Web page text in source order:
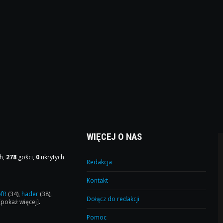
278 gości, 0 ukrytych
(34), hader (38),
więcej].
WIĘCEJ O NAS
Redakcja
Kontakt
Dołącz do redakcji
Pomoc